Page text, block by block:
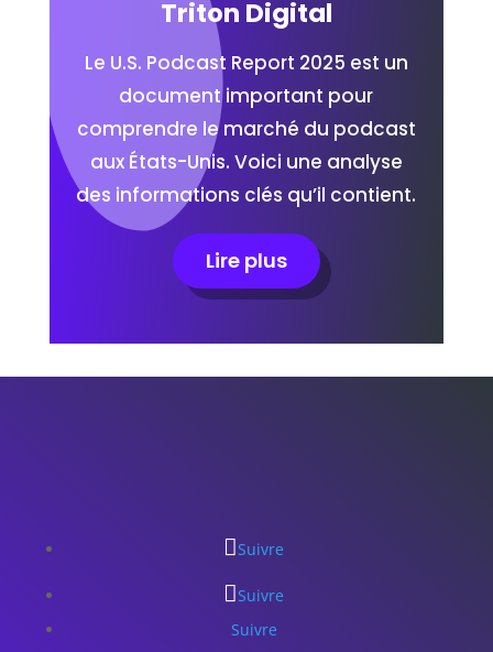
Triton Digital
Le U.S. Podcast Report 2025 est un
document important pour
comprendre le marché du podcast
aux États-Unis. Voici une analyse
des informations clés qu’il contient.
Lire plus
Suivre
Suivre
Suivre